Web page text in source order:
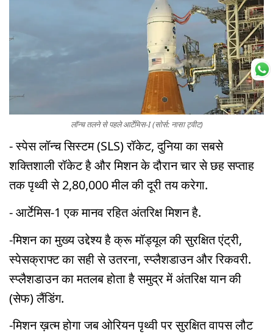
लॉन्च तलने से पहले आर्टेमिस-I (सोर्स: नासा ट्वीट)
- स्पेस लॉन्च सिस्टम (SLS) रॉकेट, दुनिया का सबसे
शक्तिशाली रॉकेट है और मिशन के दौरान चार से छह सप्ताह
तक पृथ्वी से 2,80,000 मील की दूरी तय करेगा.
- आर्टेमिस-1 एक मानव रहित अंतरिक्ष मिशन है.
-मिशन का मुख्य उद्देश्य है क्रू मॉड्यूल की सुरक्षित एंट्री,
स्पेसक्राफ्ट का सही से उतरना, स्प्लैशडाउन और रिकवरी.
स्प्लैशडाउन का मतलब होता है समुद्र में अंतरिक्ष यान की
(सेफ) लैंडिंग.
-मिशन ख़त्म होगा जब ओरियन पृथ्वी पर सुरक्षित वापस लौट